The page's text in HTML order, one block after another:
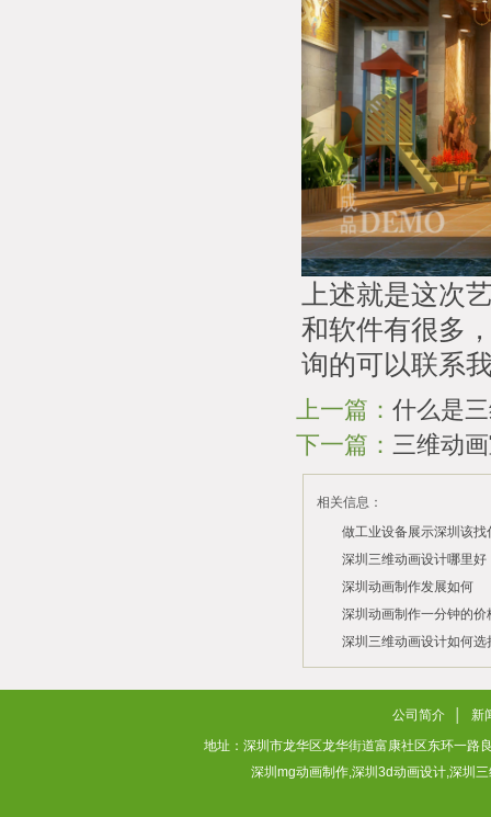
上述就是这次
和软件有很多
询的可以联系
上一篇： 什么是
下一篇： 三维动
相关信息：
做工业设备展示深圳该
司？
2026/07/21
深圳三维动画设计哪里好
2026/03/10
深圳动画制作发展如何
2026/03/03
深圳动画制作一分钟的价
2026/02/28
深圳三维动画设计如何选
2026/02/02
公司简介
新
地址：深圳市龙华区龙华街道富康社区东环一
深圳mg动画制作,深圳3d动画设计,深圳